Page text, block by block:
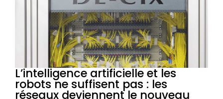
L’intelligence artificielle et les
robots ne suffisent pas : les
réseaux deviennent le nouveau